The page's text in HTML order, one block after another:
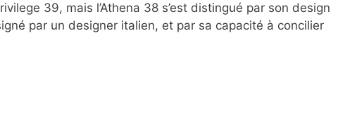
39, mais l’Athena 38 s’est distingué par son design
par un designer italien, et par sa capacité à concilier